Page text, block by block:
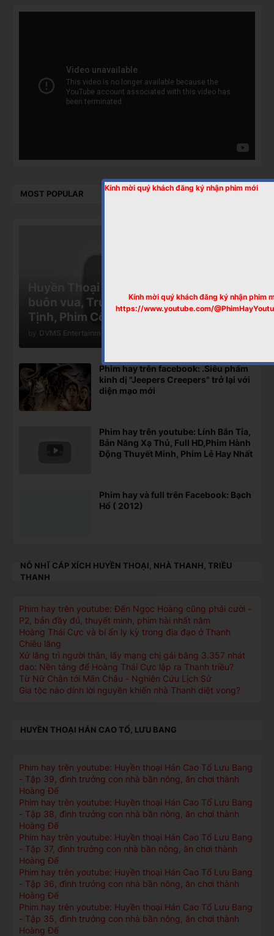
Kính mời quý khách đăng ký nhận phim mới
Kính mời quý khách đăng ký nhận phim
https://www.youtube.com/
MOST POPULAR
Huyền Thoại LÃ BẤT VI - Tập 10, kẻ
buôn vua, Trương Thiết Lâm, Ninh
Tịnh, Phim Cổ Trang Siêu Hay
by DVMS Entertainment
Phim hay trên facebook: .Siêu phẩm
kinh dị "Jeepers Creepers" trở lại với
diện mạo mới
Phim hay trên youtube: Lính Bắn Tỉa,
Bản Năng Xạ Thủ, Full HD,Phim Hành
Động Thuyết Minh, Phim Lẻ Hay Nhất
Phim hay và full trên Facebook: Bạch
Hổ ( 2012)
NỖ NHĨ CÁP XÍCH HUYỀN THOẠI, NHÀ THANH, TRIỀU
THANH
Phim hay trên youtube: Đến Ngọc Hoàng cũng phải cười -
P2, bản đầy đủ, thuyết minh, phim hài nhất năm
Hoàng Thái Cực và bí ẩn ly kỳ trong địa đạo ở Thanh
Chiêu lăng
Xử lăng trì người thân, lấy mạng chị gái bằng 3.357 nhát
dao: Nền tảng để Hoàng Thái Cực lập ra Thanh triều?
Từ Nữ Chân tới Mãn Châu - Nghiên Cứu Lịch Sử
Gia tộc nào dính lời nguyền khiến nhà Thanh diệt vong?
HUYỀN THOẠI HÁN CAO TỔ, LƯU BANG
Phim hay trên youtube: Huyền thoại Hán Cao Tổ Lưu Bang
- Tập 39, đình trưởng con nhà bần nông, ăn chơi thành
Hoàng Đế
Phim hay trên youtube: Huyền thoại Hán Cao Tổ Lưu Bang
- Tập 38, đình trưởng con nhà bần nông, ăn chơi thành
Hoàng Đế
Phim hay trên youtube: Huyền thoại Hán Cao Tổ Lưu Bang
- Tập 37, đình trưởng con nhà bần nông, ăn chơi thành
Hoàng Đế
Phim hay trên youtube: Huyền thoại Hán Cao Tổ Lưu Bang
- Tập 36, đình trưởng con nhà bần nông, ăn chơi thành
Hoàng Đế
Phim hay trên youtube: Huyền thoại Hán Cao Tổ Lưu Bang
- Tập 35, đình trưởng con nhà bần nông, ăn chơi thành
Hoàng Đế